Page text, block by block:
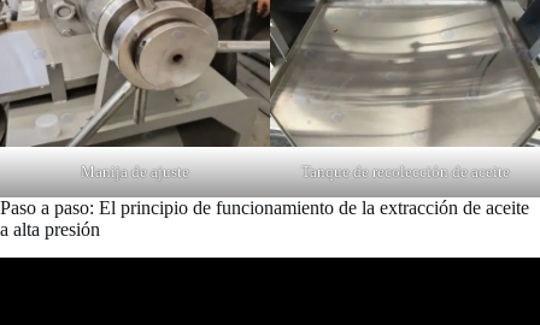
Manija de ajuste Tanque de recolección de aceite
Paso a paso: El principio de funcionamiento de la extracción de aceite
a alta presión